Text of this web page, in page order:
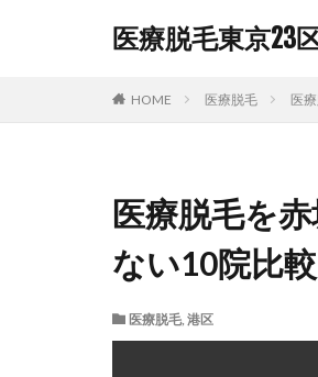
医療脱毛東京23
HOME 医療脱毛 医
医療脱毛を
ない10院比較
医療脱毛, 港区